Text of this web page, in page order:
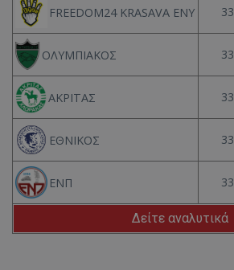
FREEDOM24 KRASAVA ΕΝΥ 33
ΟΛΥΜΠΙΑΚΟΣ 33
ΑΚΡΙΤΑΣ 33
ΕΘΝΙΚΟΣ 33
ΕΝΠ 33
Δείτε αναλυτικά